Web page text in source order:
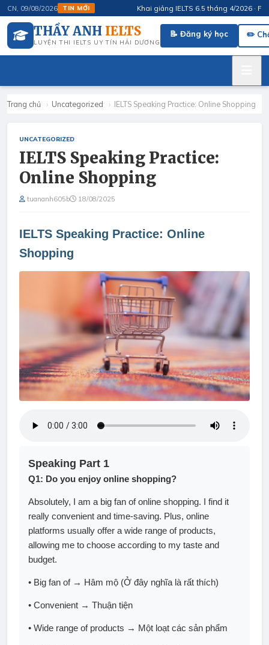
CN, 09/08/2026 TIN MỚI Khai giảng IELTS 6.5 tháng 4/2026 ·
THẦY ANH IELTS
LUYỆN THI IELTS UY TÍN HẢI DƯƠNG
📝 Đăng ký học ✏️
Trang chủ › Uncategorized › IELTS Speaking Practice: Online Shopping
UNCATEGORIZED
IELTS Speaking Practice:
Online Shopping
tuananh605b 18/08/2025
IELTS Speaking Practice: Online
Shopping
Speaking Part 1
Q1: Do you enjoy online shopping?
Absolutely, I am a big fan of online shopping. I find it
really convenient and time-saving. Plus, online
platforms usually offer a wide range of products,
allowing me to choose according to my taste and
budget.
• Big fan of → Hâm mộ (Ở đây nghĩa là rất thích)
• Convenient → Thuận tiện
• Wide range of products → Một loạt các sản phẩm